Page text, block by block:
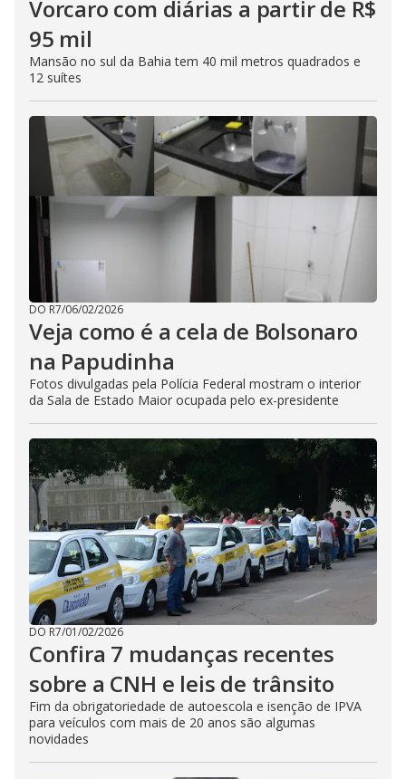
Vorcaro com diárias a partir de R$
95 mil
Mansão no sul da Bahia tem 40 mil metros quadrados e
12 suítes
DO R7/06/02/2026
Veja como é a cela de Bolsonaro
na Papudinha
Fotos divulgadas pela Polícia Federal mostram o interior
da Sala de Estado Maior ocupada pelo ex-presidente
DO R7/01/02/2026
Confira 7 mudanças recentes
sobre a CNH e leis de trânsito
Fim da obrigatoriedade de autoescola e isenção de IPVA
para veículos com mais de 20 anos são algumas
novidades